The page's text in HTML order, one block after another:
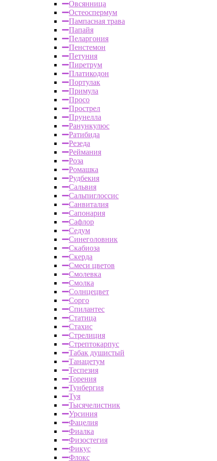
Овсянница
Остеоспермум
Пампасная трава
Папайя
Пеларгония
Пенстемон
Петуния
Пиретрум
Платикодон
Портулак
Примула
Просо
Прострел
Прунелла
Ранункулюс
Ратибида
Резеда
Реймания
Роза
Ромашка
Рудбекия
Сальвия
Сальпиглоссис
Санвиталия
Сапонария
Сафлор
Седум
Синеголовник
Скабиоза
Скерда
Смеси цветов
Смолевка
Смолка
Солнцецвет
Сорго
Спилантес
Статица
Стахис
Стрелиция
Стрептокарпус
Табак душистый
Танацетум
Теспезия
Торения
Тунбергия
Туя
Тысячелистник
Урсиния
Фацелия
Фиалка
Физостегия
Фикус
Флокс